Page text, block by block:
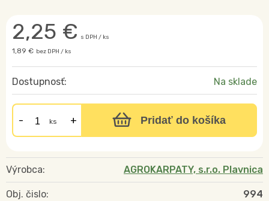
2,25 € s DPH / ks
1,89 € bez DPH / ks
Dostupnosť: Na sklade
ks Pridať do košíka
Výrobca: AGROKARPATY, s.r.o. Plavnica
Obj. čislo: 994